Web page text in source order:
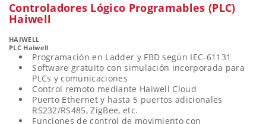
Controladores Lógico Programables (PLC)
Haiwell
HAIWELL
PLC Haiwell
Programación en Ladder y FBD según IEC-61131
Software gratuito con simulación incorporada para
PLCs y comunicaciones
Control remoto mediante Haiwell Cloud
Puerto Ethernet y hasta 5 puertos adicionales
RS232/RS485, ZigBee, etc.
Funciones de control de movimiento con